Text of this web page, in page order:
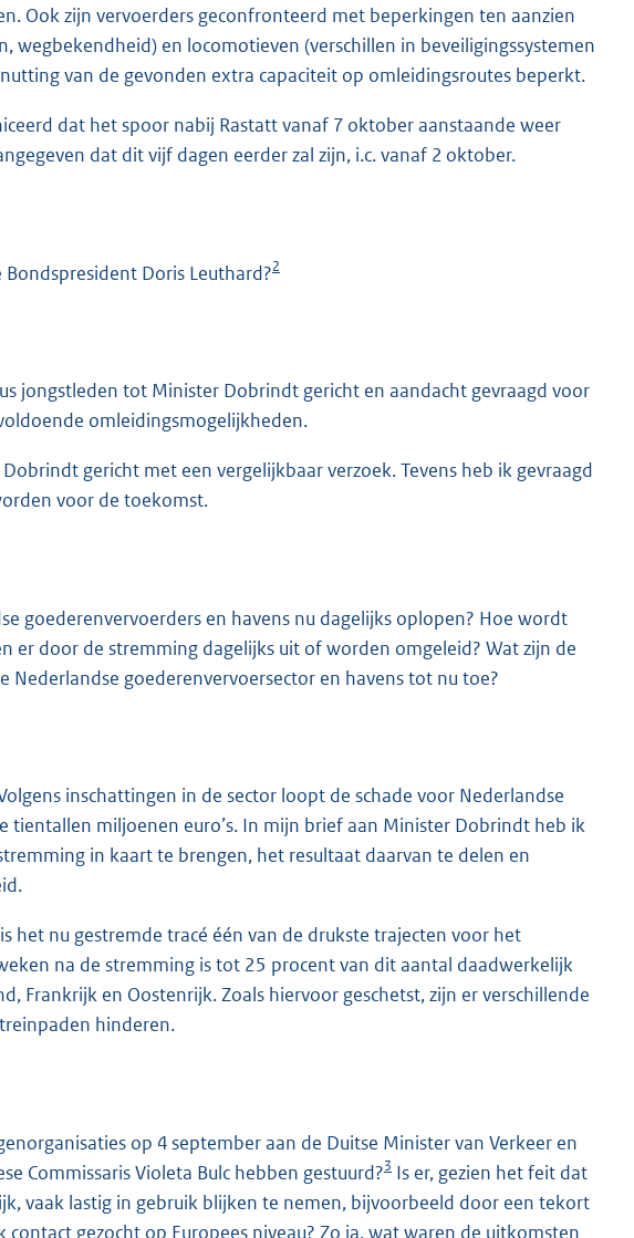
Ook zijn vervoerders geconfronteerd met beperkingen ten aanzien
wegbekendheid) en locomotieven (verschillen in beveiligingssystemen
van de gevonden extra capaciteit op omleidingsroutes beperkt.
dat het spoor nabij Rastatt vanaf 7 oktober aanstaande weer
dat dit vijf dagen eerder zal zijn, i.c. vanaf 2 oktober.
Doris Leuthard?2
jongstleden tot Minister Dobrindt gericht en aandacht gevraagd voor
omleidingsmogelijkheden.
gericht met een vergelijkbaar verzoek. Tevens heb ik gevraagd
voor de toekomst.
goederenvervoerders en havens nu dagelijks oplopen? Hoe wordt
er door de stremming dagelijks uit of worden omgeleid? Wat zijn de
Nederlandse goederenvervoersector en havens tot nu toe?
inschattingen in de sector loopt de schade voor Nederlandse
tientallen miljoenen euro’s. In mijn brief aan Minister Dobrindt heb ik
in kaart te brengen, het resultaat daarvan te delen en
het nu gestremde tracé één van de drukste trajecten voor het
na de stremming is tot 25 procent van dit aantal daadwerkelijk
Frankrijk en Oostenrijk. Zoals hiervoor geschetst, zijn er verschillende
hinderen.
op 4 september aan de Duitse Minister van Verkeer en
Commissaris Violeta Bulc hebben gestuurd?3 Is er, gezien het feit dat
vaak lastig in gebruik blijken te nemen, bijvoorbeeld door een tekort
gezocht op Europees niveau? Zo ja, wat waren de uitkomsten